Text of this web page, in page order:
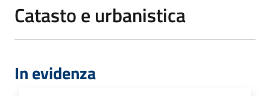
Catasto e urbanistica
In evidenza